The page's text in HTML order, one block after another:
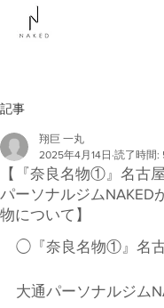
記事
【『奈良名物①』名古
パーソナルジムNAKED
物について】
翔巨 一丸
2025年4月14日 読了時間:
◯『奈良名物①』名
大通パーソナルジム